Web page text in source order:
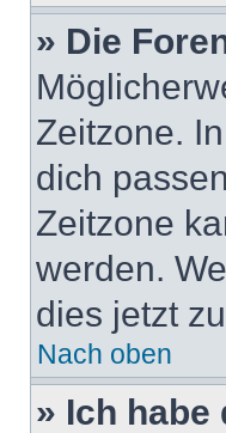
» Die
Zeitzone.
dich
Zeitzone
werden.
dies jetzt
Nach oben
» Ich habe